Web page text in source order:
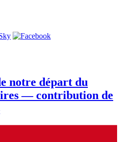
notre départ du
— contribution de